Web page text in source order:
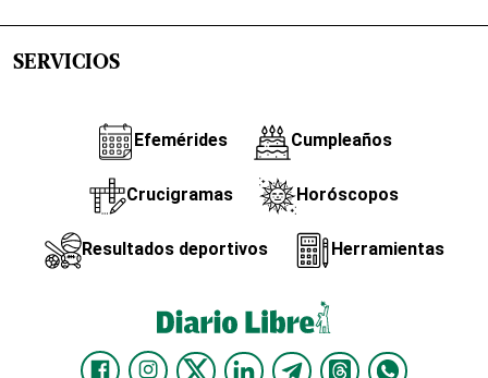
SERVICIOS
Efemérides Cumpleaños
Crucigramas Horóscopos
Resultados deportivos Herramientas